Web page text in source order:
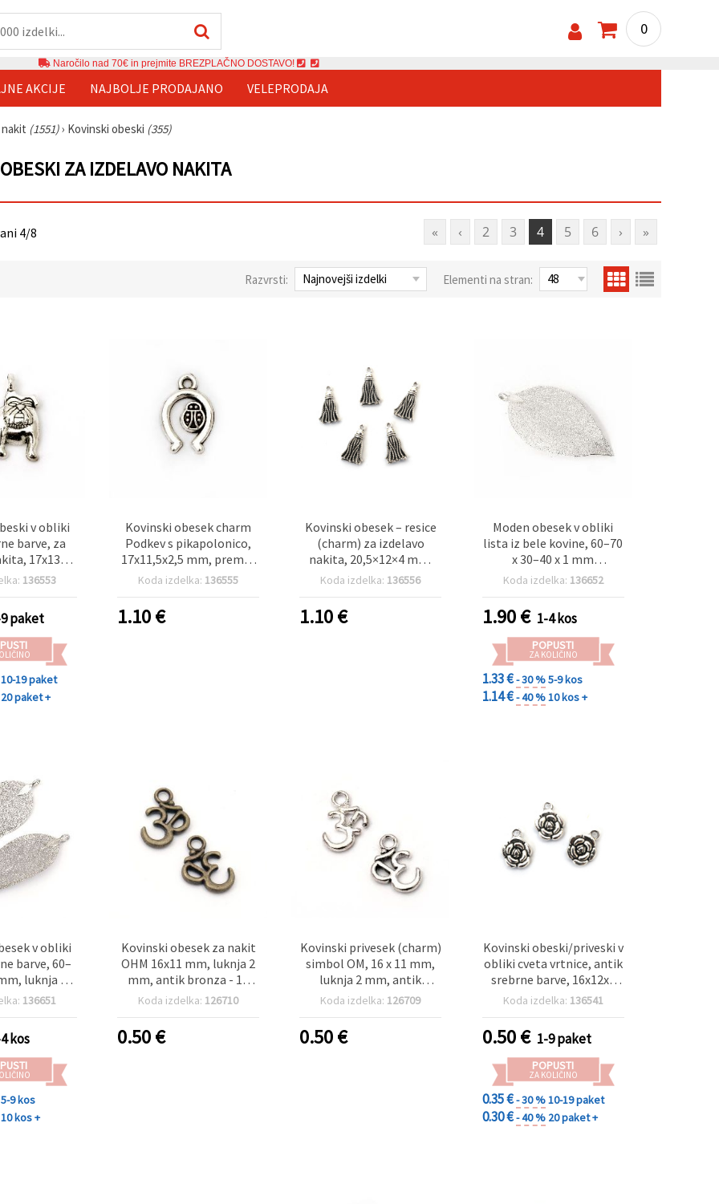
0
Naročilo nad 70€ in prejmite BREZPLAČNO DOSTAVO!
AKCIJE NAJBOLJE PRODAJANO VELEPRODAJA
(1551)› Kovinski obeski (355)
ZA IZDELAVO NAKITA
« ‹ 2 3 4 5 6 › »
4/8
Razvrsti: Elementi na stran:
v obliki
barve, za
17x13x3
2 mm, paket
136553
paket
10-19 paket
20 paket +
Kovinski obesek charm
Podkev s pikapolonico,
17x11,5x2,5 mm, premer
luknje 2 mm, barva
Koda izdelka: 136555
1.10€
Kovinski obesek – resice
(charm) za izdelavo
nakita, 20,5×12×4 mm,
luknja 2 mm, barva
Koda izdelka: 136556
1.10€
Moden obesek v obliki
lista iz bele kovine, 60–70
x 30–40 x 1 mm
(asortirano), luknja 4 x 6
nakita in dekoracije
Koda izdelka: 136652
1.90€ 1-4 kos
POPUSTI
ZA KOLIČINO
1.33 €- 30 %5-9 kos
1.14 €- 40 %10 kos +
v obliki
barve, 60–
luknja 4 x
nakita
136651
kos
5-9 kos
10 kos +
Kovinski obesek za nakit
OHM 16x11 mm, luknja 2
mm, antik bronza - 10
kosov
Koda izdelka: 126710
0.50€
Kovinski privesek (charm)
simbol OM, 16 x 11 mm,
luknja 2 mm, antik
srebrna barva - 10 kosov
Koda izdelka: 126709
0.50€
Kovinski obeski/priveski v
obliki cveta vrtnice, antik
srebrne barve, 16x12x4
mm, z zanko 2 mm, paket
Koda izdelka: 136541
0.50€ 1-9 paket
POPUSTI
ZA KOLIČINO
0.35 €- 30 %10-19 paket
0.30 €- 40 % 20 paket +